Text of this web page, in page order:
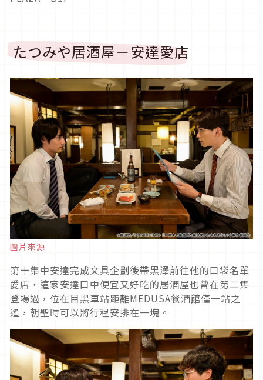
たつみや居酒屋－安達愛店
圖片來源
第十集中安達完成文具企劃後帶黑澤前往他的口袋名單
愛店，這家安達口中便宜又好吃的居酒屋也曾在第二集
登場過，位在目黑車站距離MEDUSA餐酒館僅一站之
遙，朝聖時可以將行程安排在一塊。